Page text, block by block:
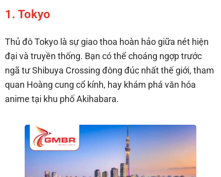
1. Tokyo
Thủ đô Tokyo là sự giao thoa hoàn hảo giữa nét hiện
đại và truyền thống. Bạn có thể choáng ngợp trước
ngã tư Shibuya Crossing đông đúc nhất thế giới, tham
quan Hoàng cung cổ kính, hay khám phá văn hóa
anime tại khu phố Akihabara.